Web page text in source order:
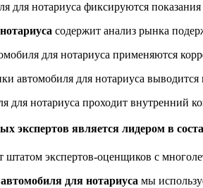
для нотариуса фиксируются
содержит анализ рынка
для нотариуса применяются
автомобиля для нотариуса
нотариуса проходит внутренний
экспертов является лидером в
штатом экспертов-оценщиков с
для нотариуса мы